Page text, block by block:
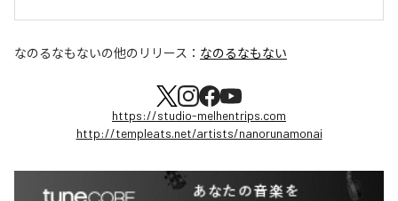
なのるなもないの他のリリース： なのるなもない
https://studio-melhentrips.com
http://templeats.net/artists/nanorunamonai